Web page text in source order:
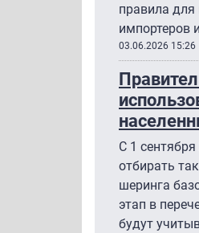
правила для
импортеров
03.06.2026 15:26
С 1
отбирать
шеринга
этап в
будут